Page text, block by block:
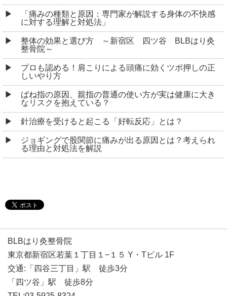
「痛みの種類と原因：専門家が解説する身体の不快感
に対する理解と対処法」
整体の効果と選び方 ～新宿区 四ツ谷 BLBはり灸
整骨院～
プロも認める！肩こりによる頭痛に効くツボ押しの正
しいやり方
ばね指の原因、親指の普通の使い方が実は健康に大き
なリスクを抱えている？
針治療を受けると起こる「好転反応」とは？
ジョギングで股関節に痛みが出る原因とは？考えられ
る理由と対処法を解説
BLBはり灸整骨院
東京都新宿区若葉１丁目１−１５ Y・Tビル 1F
交通:「四谷三丁目」駅 徒歩3分
「四ツ谷」駅 徒歩8分